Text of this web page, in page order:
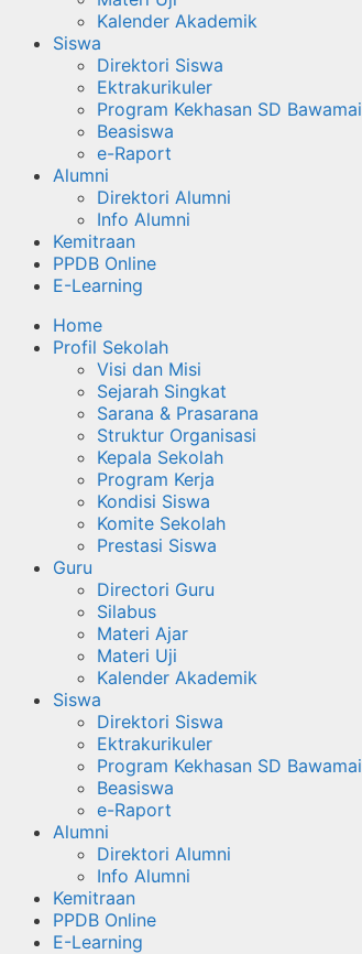
Kalender Akademik
Siswa
Direktori Siswa
Ektrakurikuler
Program Kekhasan SD Bawamai
Beasiswa
e-Raport
Alumni
Direktori Alumni
Info Alumni
Kemitraan
PPDB Online
E-Learning
Home
Profil Sekolah
Visi dan Misi
Sejarah Singkat
Sarana & Prasarana
Struktur Organisasi
Kepala Sekolah
Program Kerja
Kondisi Siswa
Komite Sekolah
Prestasi Siswa
Guru
Directori Guru
Silabus
Materi Ajar
Materi Uji
Kalender Akademik
Siswa
Direktori Siswa
Ektrakurikuler
Program Kekhasan SD Bawamai
Beasiswa
e-Raport
Alumni
Direktori Alumni
Info Alumni
Kemitraan
PPDB Online
E-Learning